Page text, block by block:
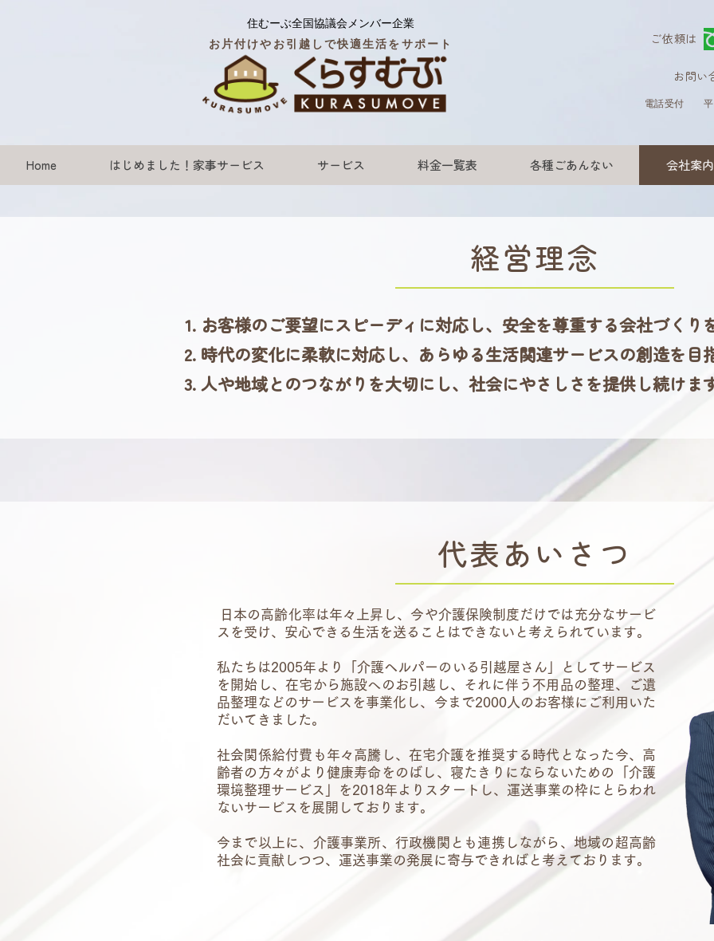
住むーぶ全国協議会メンバー企業
お片付けやお引越しで快適生活をサポート
ご依頼は
お問い
電話受付
Home はじめました！家事サービス サービス 料金一覧表 各種ごあんない 会社案内
経営理念
お客様のご要望にスピーディに対応し、安全を尊重する会社づくり
時代の変化に柔軟に対応し、あらゆる生活関連サービスの創造を目
人や地域とのつながりを大切にし、社会にやさしさを提供し続けま
代表あいさつ
日本の高齢化率は年々上昇し、今や介護保険制度だけでは充分なサービ
スを受け、安心できる生活を送ることはできないと考えられています。
私たちは2005年より「介護ヘルパーのいる引越屋さん」としてサービス
を開始し、在宅から施設へのお引越し、それに伴う不用品の整理、ご遺
品整理などのサービスを事業化し、今まで2000人のお客様にご利用いた
だいてきました。
社会関係給付費も年々高騰し、在宅介護を推奨する時代となった今、高
齢者の方々がより健康寿命をのばし、寝たきりにならないための「介護
環境整理サービス」を2018年よりスタートし、運送事業の枠にとらわれ
ないサービスを展開しております。
今まで以上に、介護事業所、行政機関とも連携しながら、地域の超高齢
社会に貢献しつつ、運送事業の発展に寄与できればと考えております。